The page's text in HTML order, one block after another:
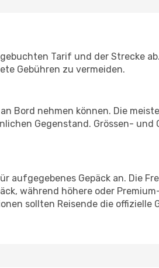
Tarif und der Strecke
Gebühren zu vermeiden.
Bord nehmen können. Die
Gegenstand. Grössen-
aufgegebenes Gepäck an. Die
während höhere oder
sollten Reisende die offizielle